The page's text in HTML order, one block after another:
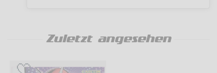
Zuletzt angesehen